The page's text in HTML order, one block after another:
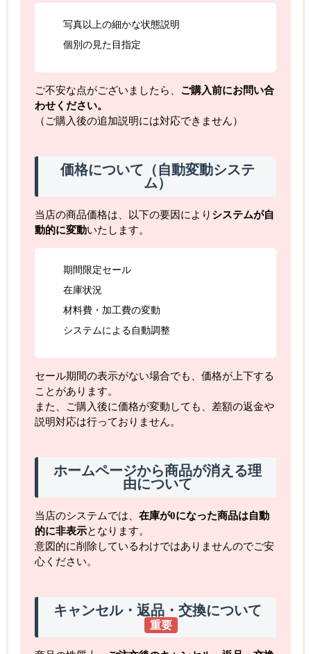
写真以上の細かな状態説明
個別の見た目指定
ご不安な点がございましたら、 ご購入前にお問い合
わせください。
（ご購入後の追加説明には対応できません）
価格について（自動変動システ
ム）
当店の商品価格は、以下の要因により システムが自
動的に変動いたします。
期間限定セール
在庫状況
材料費・加工費の変動
システムによる自動調整
セール期間の表示がない場合でも、価格が上下する
ことがあります。
また、ご購入後に価格が変動しても、差額の返金や
説明対応は行っておりません。
ホームページから商品が消える理
由について
当店のシステムでは、 在庫が0になった商品は自動
的に非表示となります。
意図的に削除しているわけではありませんのでご安
心ください。
キャンセル・返品・交換について
重要